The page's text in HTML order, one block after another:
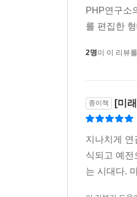
PHP연구소
를 편집한
2명이 이 리뷰
종이책 [미
지나치게
식되고 예
는 시대다.